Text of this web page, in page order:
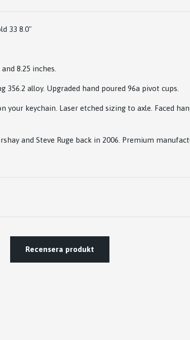
33 8.0"
8.25 inches.
356.2 alloy. Upgraded hand poured 96a pivot cups.
your keychain. Laser etched sizing to axle. Faced
and Steve Ruge back in 2006. Premium
Recensera produkt